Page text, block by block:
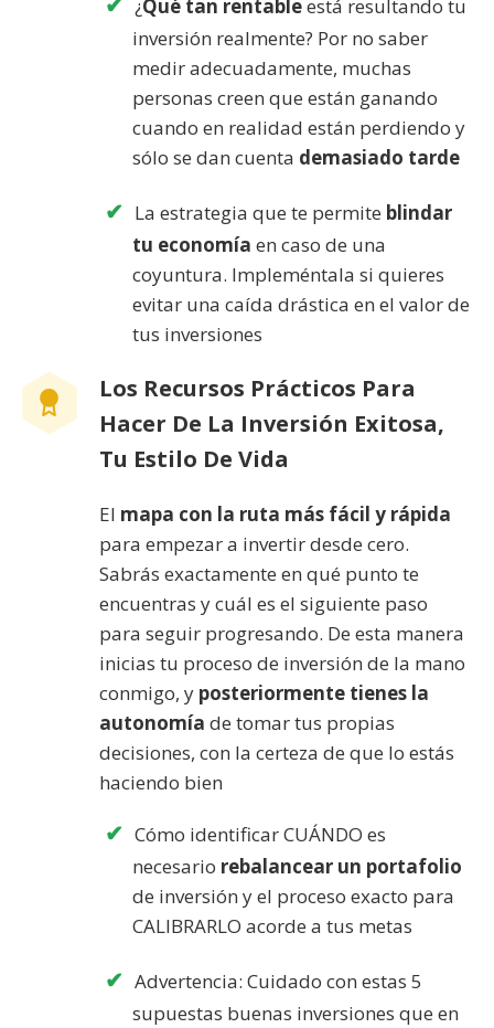
¿Qué tan rentableestá resultando tu
inversión realmente? Por no saber
medir adecuadamente, muchas
personas creen que están ganando
cuando en realidad están perdiendo y
sólo se dan cuenta demasiado tarde
La estrategia que te permite blindar
tu economía en caso de una
coyuntura. Impleméntala si quieres
evitar una caída drástica en el valor de
tus inversiones
Los Recursos Prácticos Para
Hacer De La Inversión Exitosa,
Tu Estilo De Vida
El mapa con la ruta más fácil y rápida
para empezar a invertir desde cero.
Sabrás exactamente en qué punto te
encuentras y cuál es el siguiente paso
para seguir progresando. De esta manera
inicias tu proceso de inversión de la mano
conmigo, y posteriormente tienes la
autonomía de tomar tus propias
decisiones, con la certeza de que lo estás
haciendo bien
Cómo identificar CUÁNDO es
necesario rebalancear un portafolio
de inversión y el proceso exacto para
CALIBRARLO acorde a tus metas
Advertencia: Cuidado con estas 5
supuestas buenas inversiones que en